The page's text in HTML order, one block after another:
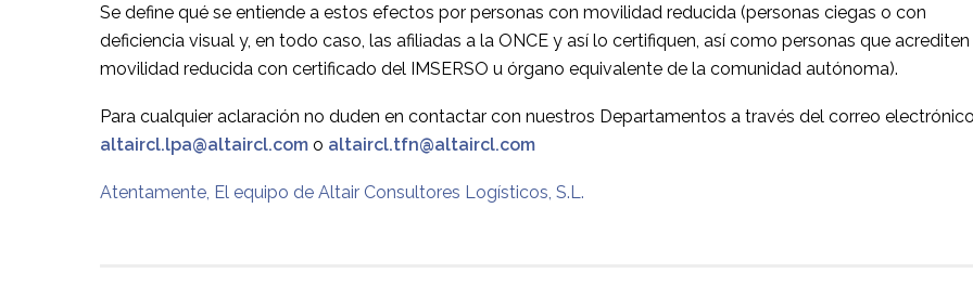
Se define qué se entiende a estos efectos por personas con movilidad reducida (personas ciegas o con
deficiencia visual y, en todo caso, las afiliadas a la ONCE y así lo certifiquen, así como personas que acrediten
movilidad reducida con certificado del IMSERSO u órgano equivalente de la comunidad autónoma).
Para cualquier aclaración no duden en contactar con nuestros Departamentos a través del correo
altaircl.lpa@altaircl.com o altaircl.tfn@altaircl.com
Atentamente, El equipo de Altair Consultores Logísticos, S.L.